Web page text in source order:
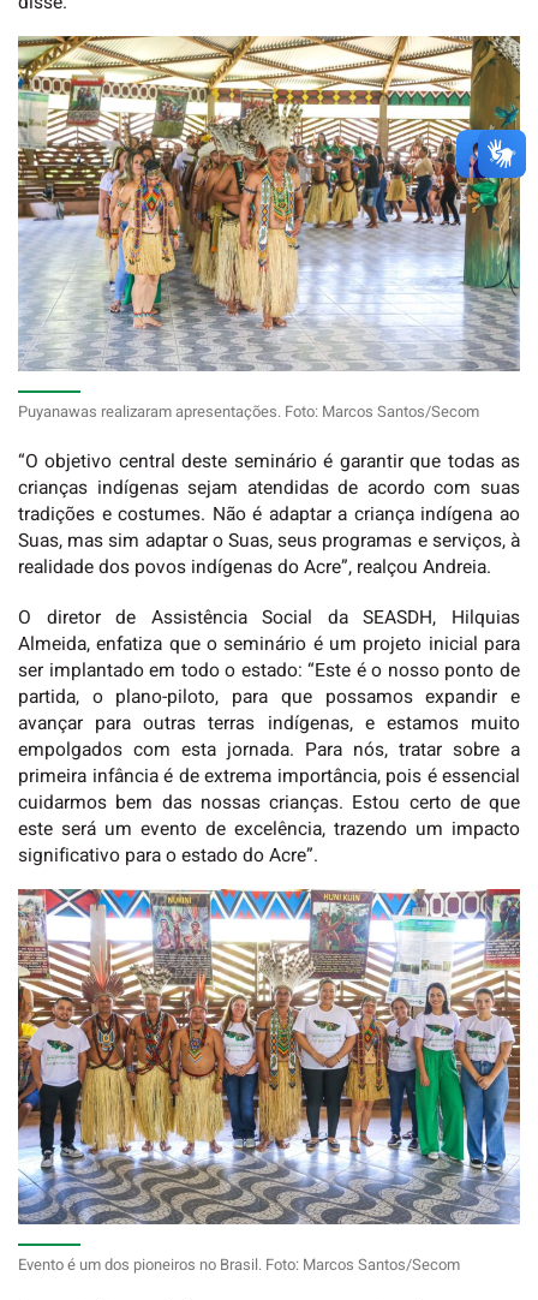
Puyanawas realizaram apresentações. Foto: Marcos Santos/Secom
“O objetivo central deste seminário é garantir que todas as
crianças indígenas sejam atendidas de acordo com suas
tradições e costumes. Não é adaptar a criança indígena ao
Suas, mas sim adaptar o Suas, seus programas e serviços, à
realidade dos povos indígenas do Acre”, realçou Andreia.
O diretor de Assistência Social da SEASDH, Hilquias
Almeida, enfatiza que o seminário é um projeto inicial para
ser implantado em todo o estado: “Este é o nosso ponto de
partida, o plano-piloto, para que possamos expandir e
avançar para outras terras indígenas, e estamos muito
empolgados com esta jornada. Para nós, tratar sobre a
primeira infância é de extrema importância, pois é essencial
cuidarmos bem das nossas crianças. Estou certo de que
este será um evento de excelência, trazendo um impacto
significativo para o estado do Acre”.
Evento é um dos pioneiros no Brasil. Foto: Marcos Santos/Secom